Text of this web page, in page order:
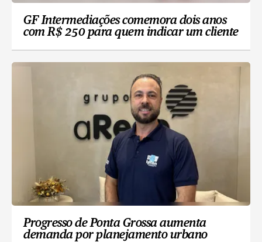
GF Intermediações comemora dois anos
com R$ 250 para quem indicar um cliente
Progresso de Ponta Grossa aumenta
demanda por planejamento urbano